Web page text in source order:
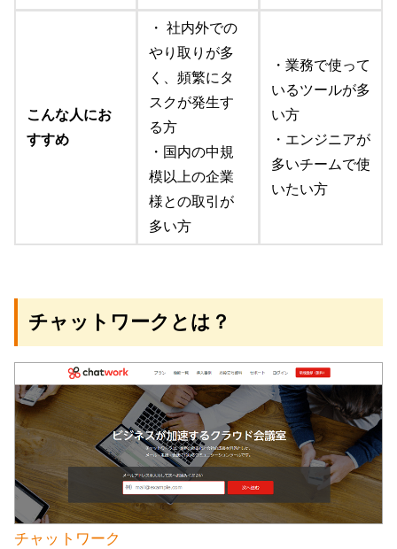
こんな人にお
すすめ
・ 社内外での
やり取りが多
く、頻繁にタ
スクが発生す
る方
・国内の中規
模以上の企業
様との取引が
多い方
・業務で使って
いるツールが多
い方
・エンジニアが
多いチームで使
いたい方
チャットワークとは？
チャットワーク